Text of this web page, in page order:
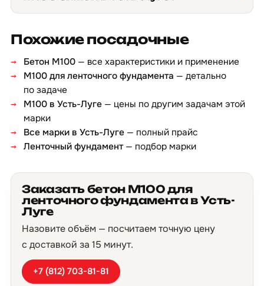
Похожие посадочные
Бетон М100 — все характеристики и применение
М100 для ленточного фундамента — детально
по задаче
М100 в Усть-Луге — цены по другим задачам этой
марки
Все марки в Усть-Луге — полный прайс
Ленточный фундамент— подбор марки
Заказать бетон М100 для
ленточного фундамента в Усть-
Луге
Назовите объём — посчитаем точную цену
с доставкой за 15 минут.
+7 (812) 703-81-81